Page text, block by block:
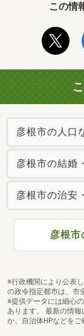
この情
彦根市の人口
彦根市の結婚
彦根市の治安
彦根市
※行政機関により公表
の政令指定都市は、市
※提供データには細心
あります。 最新の情
か、自治体HPなどをご